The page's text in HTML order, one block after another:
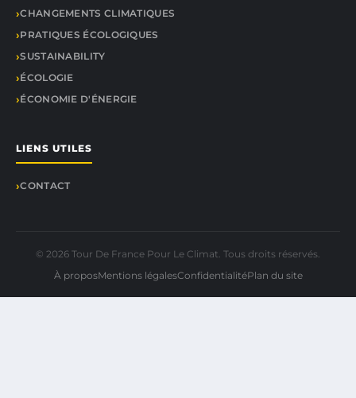
CHANGEMENTS CLIMATIQUES
PRATIQUES ÉCOLOGIQUES
SUSTAINABILITY
ÉCOLOGIE
ÉCONOMIE D'ÉNERGIE
LIENS UTILES
CONTACT
© 2026 Tour De France Pour Le Climat. Tous droits réservés.
À proposMentions légalesConfidentialitéPlan du site